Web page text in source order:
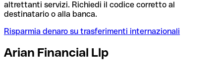
altrettanti servizi. Richiedi il codice corretto al
destinatario o alla banca.
Risparmia denaro su trasferimenti internazionali
Arian Financial Llp